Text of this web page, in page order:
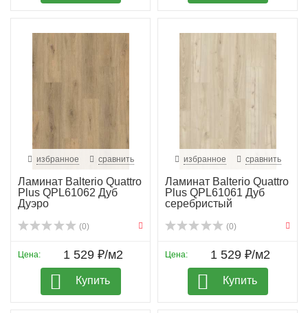
избранное сравнить
Ламинат Balterio Quattro
Plus QPL61062 Дуб
Дуэро
(0)
Цена: 1 529 ₽/м2
Купить
избранное сравнить
Ламинат Balterio Quattro
Plus QPL61061 Дуб
серебристый
(0)
Цена: 1 529 ₽/м2
Купить